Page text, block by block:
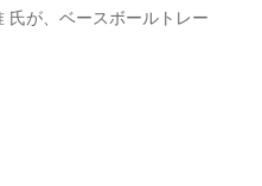
氏が、ベースボールトレー